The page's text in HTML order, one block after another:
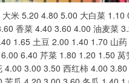
米 5.20 4.80 5.00 大白菜
香菜 4.40 3.60 4.00 油麦菜
1.65 土豆 2.00 1.40 1.70 山
6.40 芹菜 1.80 1.20 1.50
3.00 3.50 西红柿 4.00